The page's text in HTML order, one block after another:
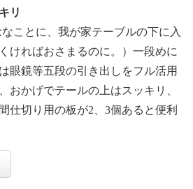
リ
ことに、我が家テーブルの下に入
ければおさまるのに。）一段めに
眼鏡等五段の引き出しをフル活用
おかげでテールの上はスッキリ、
仕切り用の板が2、3個あると便利